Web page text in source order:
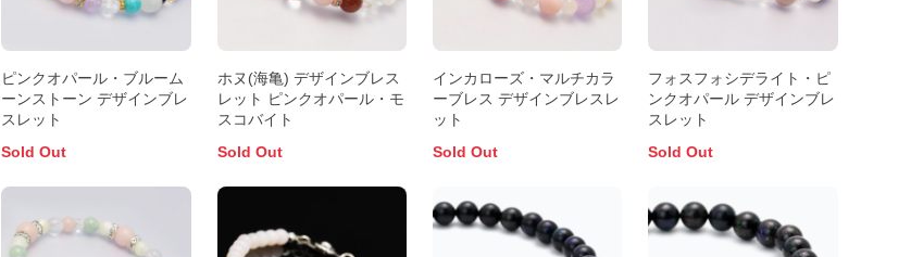
ピンクオパール・ブルーム
ーンストーン デザインブレ
スレット
Sold Out
ホヌ(海亀) デザインブレス
レット ピンクオパール・モ
スコバイト
Sold Out
インカローズ・マルチカラ
ーブレス デザインブレスレ
ット
Sold Out
フォスフォシデライト・ピ
ンクオパール デザインブレ
スレット
Sold Out